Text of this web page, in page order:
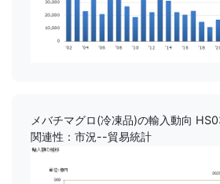
メバチマグロ(冷凍品)の輸入動向
関連性：市況--貿易統計